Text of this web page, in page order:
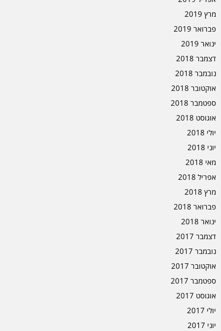
מרץ 2019
פברואר 2019
ינואר 2019
דצמבר 2018
נובמבר 2018
אוקטובר 2018
ספטמבר 2018
אוגוסט 2018
יולי 2018
יוני 2018
מאי 2018
אפריל 2018
מרץ 2018
פברואר 2018
ינואר 2018
דצמבר 2017
נובמבר 2017
אוקטובר 2017
ספטמבר 2017
אוגוסט 2017
יולי 2017
יוני 2017